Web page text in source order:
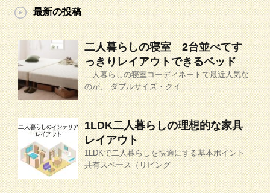
最新の投稿
二人暮らしの寝室 2台並べてす
っきりレイアウトできるベッド
二人暮らしの寝室コーディネートで最近人気な
のが、 ダブルサイズ・クイ
1LDK二人暮らしの理想的な家具
レイアウト
1LDKで二人暮らしを快適にする基本ポイント
共有スペース（リビング